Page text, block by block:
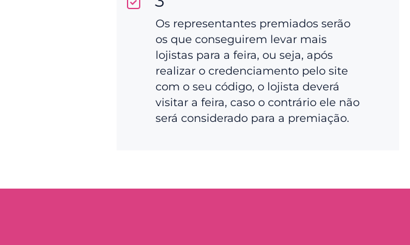
Os representantes premiados serão
os que conseguirem levar mais
lojistas para a feira, ou seja, após
realizar o credenciamento pelo site
com o seu código, o lojista deverá
visitar a feira, caso o contrário ele não
será considerado para a premiação.